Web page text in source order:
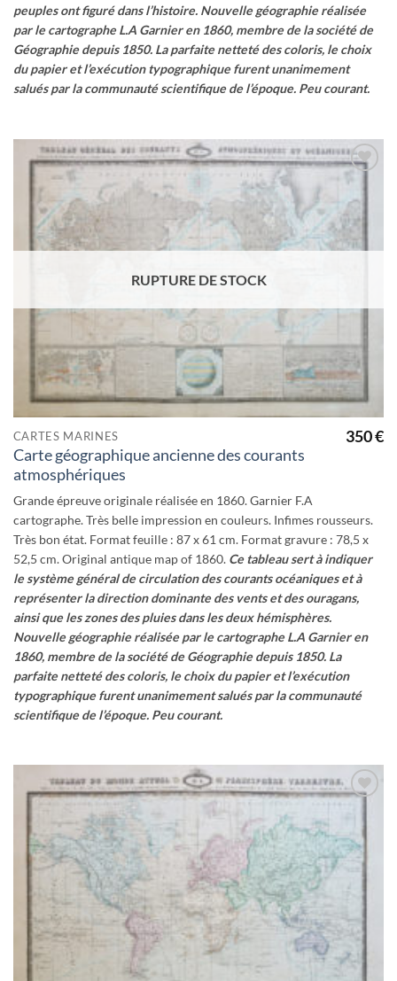
peuples ont figuré dans l’histoire. Nouvelle géographie réalisée
par le cartographe L.A Garnier en 1860, membre de la société de
Géographie depuis 1850. La parfaite netteté des coloris, le choix
du papier et l’exécution typographique furent unanimement
salués par la communauté scientifique de l’époque. Peu courant.
Ajouter
RUPTURE DE STOCK
CARTES MARINES
Carte géographique ancienne des courants
atmosphériques
350€
Grande épreuve originale réalisée en 1860. Garnier F.A
cartographe. Très belle impression en couleurs. Infimes rousseurs.
Très bon état. Format feuille : 87 x 61 cm. Format gravure : 78,5 x
52,5 cm. Original antique map of 1860. Ce tableau sert à indiquer
le système général de circulation des courants océaniques et à
représenter la direction dominante des vents et des ouragans,
ainsi que les zones des pluies dans les deux hémisphères.
Nouvelle géographie réalisée par le cartographe L.A Garnier en
1860, membre de la société de Géographie depuis 1850. La
parfaite netteté des coloris, le choix du papier et l’exécution
typographique furent unanimement salués par la communauté
scientifique de l’époque. Peu courant.
à la
wishlist